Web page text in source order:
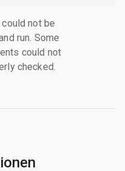
not be
run. Some
could not
checked.